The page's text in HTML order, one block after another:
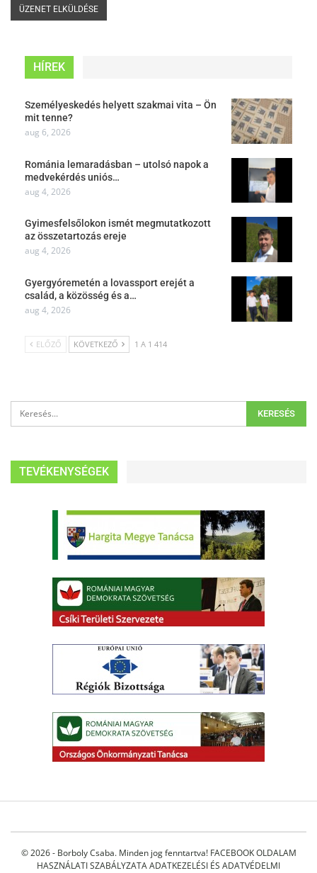
HÍREK
Személyeskedés helyett szakmai vita – Ön
mit tenne?
aug 6, 2026
Románia lemaradásban – utolsó napok a
medvekérdés uniós…
aug 4, 2026
Gyimesfelsőlokon ismét megmutatkozott
az összetartozás ereje
aug 4, 2026
Gyergyóremetén a lovassport erejét a
család, a közösség és a…
aug 4, 2026
ELŐZŐ KÖVETKEZŐ 1 A 1 414
TEVÉKENYSÉGEK
© 2026 - Borboly Csaba. Minden jog fenntartva! FACEBOOK OLDALAM
HASZNÁLATI SZABÁLYZATAADATKEZELÉSI ÉS ADATVÉDELMI